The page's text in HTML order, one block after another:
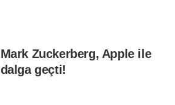
Mark Zuckerberg, Apple ile
dalga geçti!